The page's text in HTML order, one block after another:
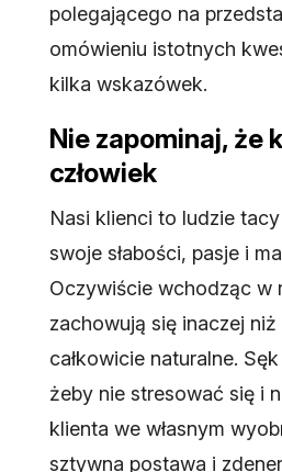
polegającego na
omówieniu istotnych
kilka wskazówek.
Nie zapominaj, że
człowiek
Nasi klienci to ludzie
swoje słabości, pasje i
Oczywiście wchodząc w
zachowują się inaczej
całkowicie naturalne.
żeby nie stresować się i
klienta we własnym
sztywna postawa i